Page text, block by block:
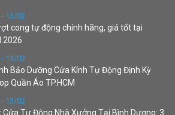
13/02
cong tự động chính hãng, giá tốt tại
2026
13/02
Bảo Dưỡng Cửa Kính Tự Động Định Kỳ
Quần Áo TP.HCM
13/02
Cửa Tự Động Nhà Xưởng Tại Bình Dương: 3